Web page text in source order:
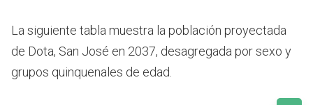
La siguiente tabla muestra la población proyectada
de Dota, San José en 2037, desagregada por sexo y
grupos quinquenales de edad.